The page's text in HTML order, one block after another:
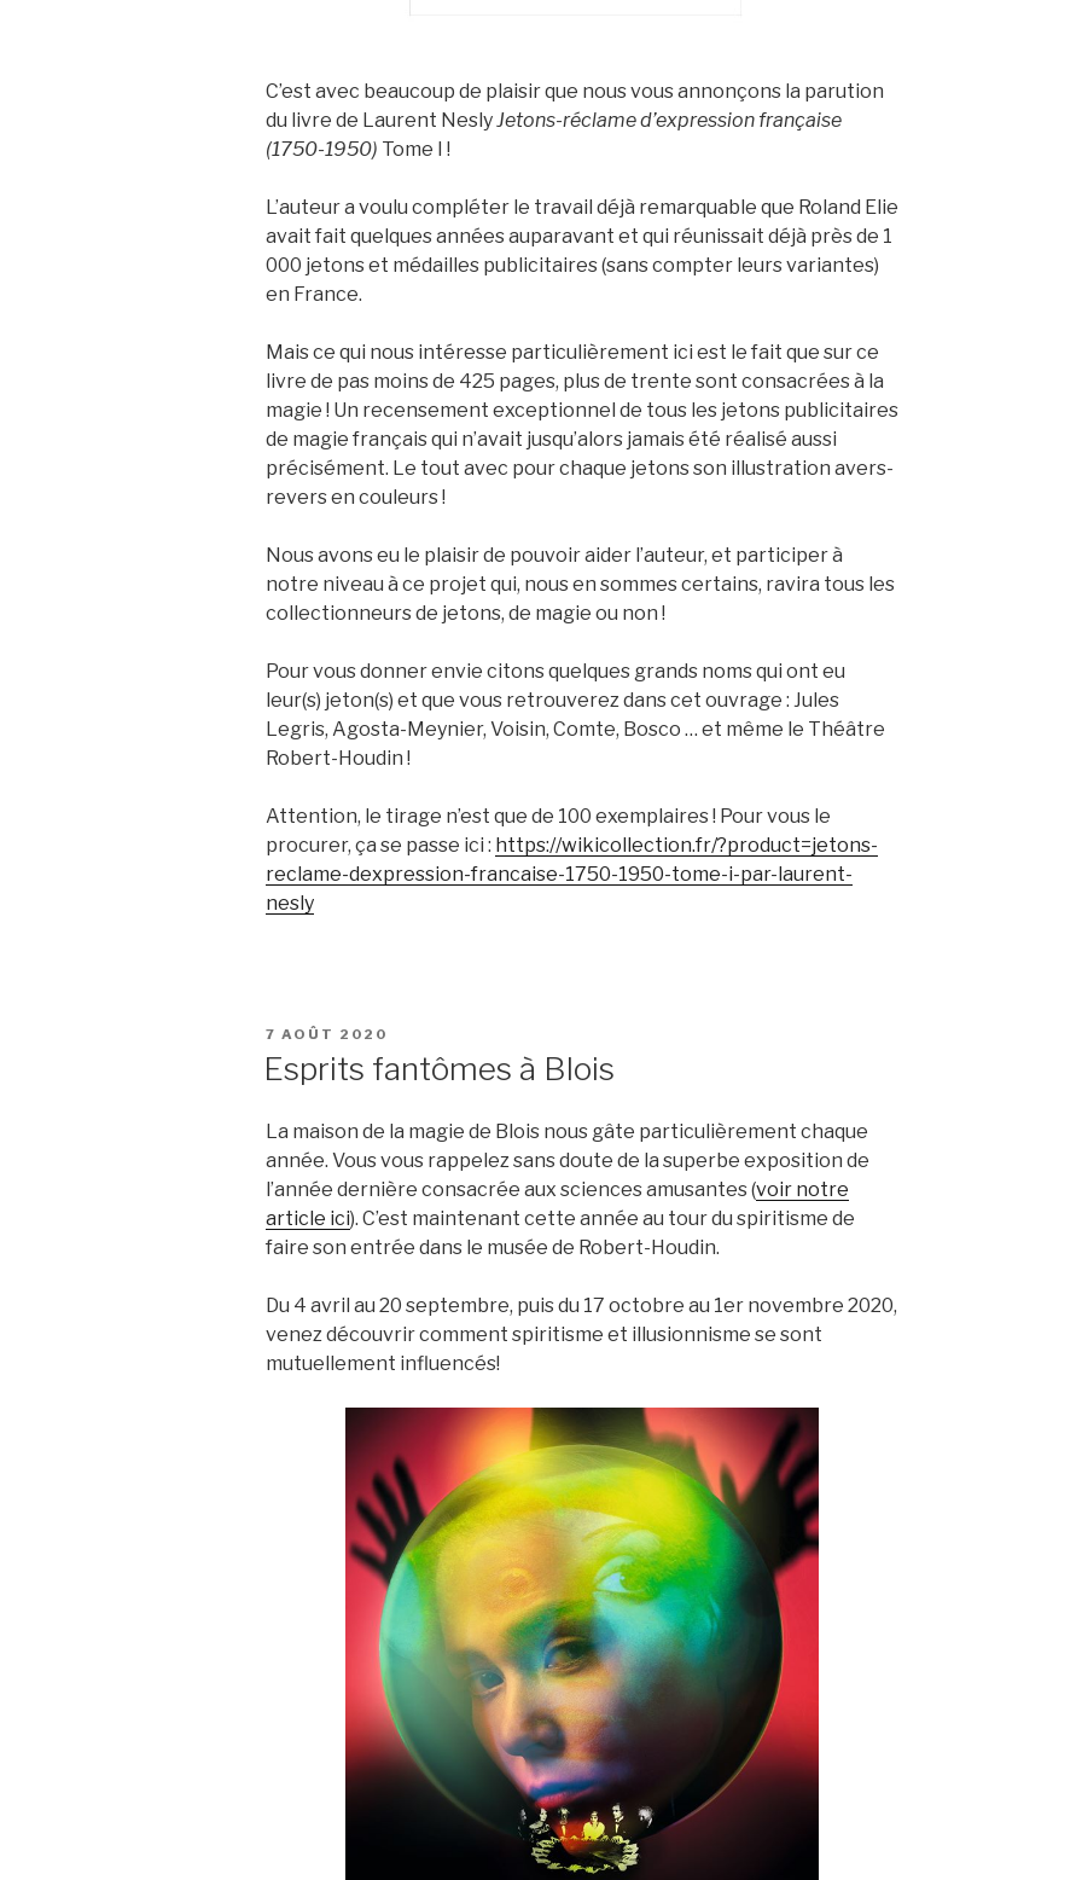
C’est avec beaucoup de plaisir que nous vous annonçons la parution
du livre de Laurent NeslyJetons-réclame d’expression française
(1750-1950) Tome I !
L’auteur a voulu compléter le travail déjà remarquable que Roland Elie
avait fait quelques années auparavant et qui réunissait déjà près de 1
000 jetons et médailles publicitaires (sans compter leurs variantes)
en France.
Mais ce qui nous intéresse particulièrement ici est le fait que sur ce
livre de pas moins de 425 pages, plus de trente sont consacrées à la
magie ! Un recensement exceptionnel de tous les jetons publicitaires
de magie français qui n’avait jusqu’alors jamais été réalisé aussi
précisément. Le tout avec pour chaque jetons son illustration avers-
revers en couleurs !
Nous avons eu le plaisir de pouvoir aider l’auteur, et participer à
notre niveau à ce projet qui, nous en sommes certains, ravira tous les
collectionneurs de jetons, de magie ou non !
Pour vous donner envie citons quelques grands noms qui ont eu
leur(s) jeton(s) et que vous retrouverez dans cet ouvrage : Jules
Legris, Agosta-Meynier, Voisin, Comte, Bosco … et même le Théâtre
Robert-Houdin !
Attention, le tirage n’est que de 100 exemplaires ! Pour vous le
procurer, ça se passe ici : https://wikicollection.fr/?product=jetons-
reclame-dexpression-francaise-1750-1950-tome-i-par-laurent-
nesly
PUBLIÉ
LE
7 AOÛT 2020
Esprits fantômes à Blois
La maison de la magie de Blois nous gâte particulièrement chaque
année. Vous vous rappelez sans doute de la superbe exposition de
l’année dernière consacrée aux sciences amusantes (voir notre
article ici). C’est maintenant cette année au tour du spiritisme de
faire son entrée dans le musée de Robert-Houdin.
Du 4 avril au 20 septembre, puis du 17 octobre au 1er novembre 2020,
venez découvrir comment spiritisme et illusionnisme se sont
mutuellement influencés!